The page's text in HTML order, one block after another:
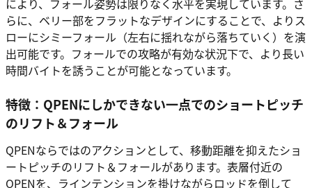
らに、ベリー部をフラットなデザインにすることで、よりス
ローにシミーフォール（左右に揺れながら落ちていく）を演
出可能です。フォールでの攻略が有効な状況下で、より長い
時間バイトを誘うことが可能となっています。
特徴：QPENにしかできない一点でのショートピッチ
のリフト＆フォール
QPENならではのアクションとして、移動距離を抑えたショ
ートピッチのリフト＆フォールがあります。表層付近の
QPENを、ラインテンションを掛けながらロッドを倒して